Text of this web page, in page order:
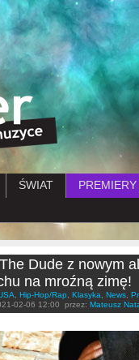
ŚWIAT
Dude z nowym
na mroźną zimę!
Hip-Hop/Rap Klasyka News
02-06 12:00 przez: Mateusz